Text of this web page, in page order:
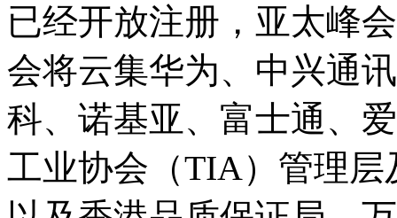
已经开放注册，亚太峰
会将云集华为、中兴通
科、诺基亚、富士通、
工业协会（TIA）管理层